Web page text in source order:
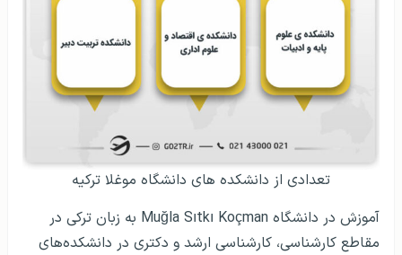
تعدادی از دانشکده های دانشگاه موغلا ترکیه
آموزش در دانشگاه Muğla Sıtkı Koçman به زبان ترکی در
مقاطع کارشناسی، کارشناسی ارشد و دکتری در دانشکده‌های